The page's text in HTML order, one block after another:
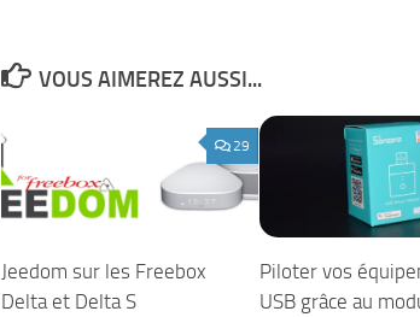
VOUS AIMEREZ AUSSI...
29
Jeedom sur les Freebox
Delta et Delta S
Piloter vos
USB grâce au